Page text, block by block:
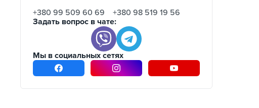
+380 99 509 60 69
+380 98 519 19 56
Задать вопрос в чате:
Мы в социальных сетях